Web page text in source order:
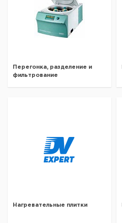
Перегонка, разделение и
фильтрование
Нагревательные плитки